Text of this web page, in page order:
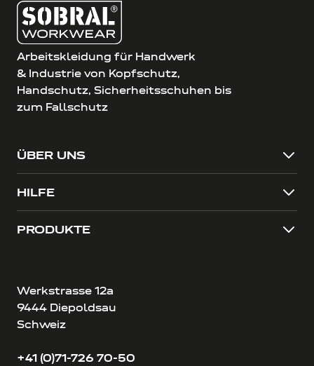
Arbeitskleidung für Handwerk
& Industrie von Kopfschutz,
Handschutz, Sicherheitsschuhen bis
zum Fallschutz
ÜBER UNS
HILFE
PRODUKTE
Werkstrasse 12a
9444 Diepoldsau
Schweiz
+41 (0)71-726 70-50